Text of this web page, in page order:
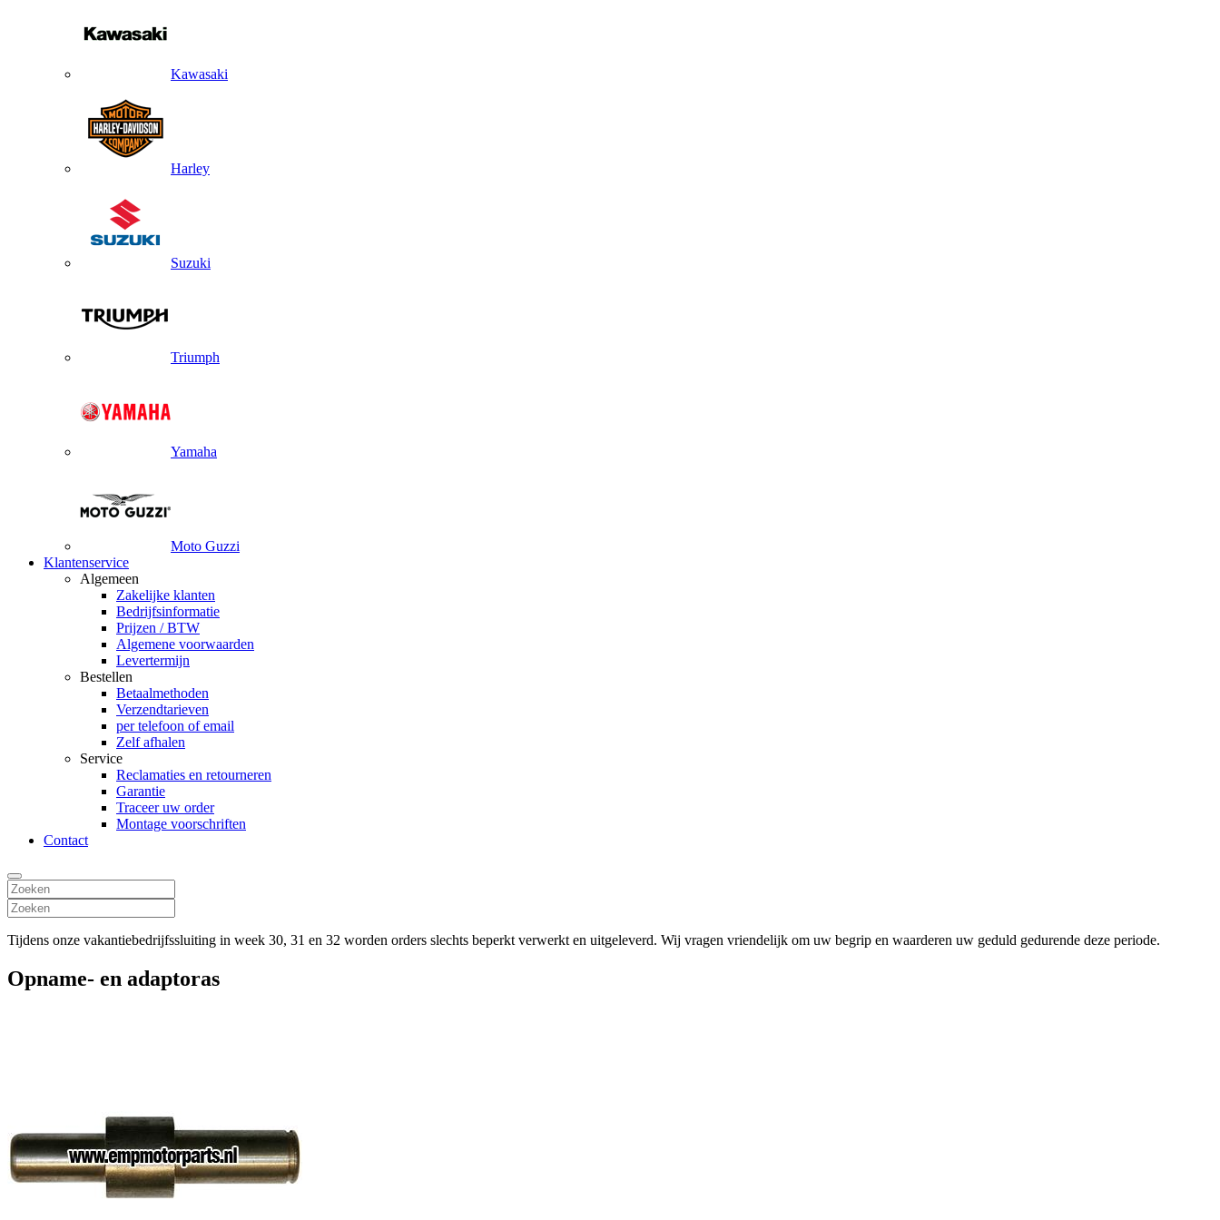
Kawasaki
Harley
Suzuki
Triumph
Yamaha
Moto Guzzi
Klantenservice
Algemeen
Zakelijke klanten
Bedrijfsinformatie
Prijzen / BTW
Algemene voorwaarden
Levertermijn
Bestellen
Betaalmethoden
Verzendtarieven
per telefoon of email
Zelf afhalen
Service
Reclamaties en retourneren
Garantie
Traceer uw order
Montage voorschriften
Contact
Tijdens onze vakantiebedrijfssluiting in week 30, 31 en 32 worden orders slechts beperkt verwerkt en uitgeleverd. Wij vragen vriendelijk om uw begrip en waarderen uw geduld gedurende deze periode.
Opname- en adaptoras